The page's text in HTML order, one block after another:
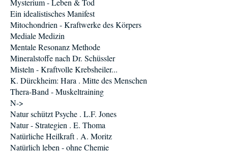
Mysterium - Leben & Tod
Ein idealistisches Manifest
Mitochondrien - Kraftwerke des Körpers
Mediale Medizin
Mentale Resonanz Methode
Mineralstoffe nach Dr. Schüssler
Misteln - Kraftvolle Krebsheiler...
K. Dürckheim: Hara . Mitte des Menschen
Thera-Band - Muskeltraining
N->
Natur schützt Psyche . L.F. Jones
Natur - Strategien . E. Thoma
Natürliche Heilkraft . A. Moritz
Natürlich leben - ohne Chemie